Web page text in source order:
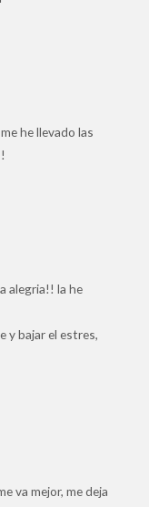
he llevado las
alegria!! la he
y bajar el estres,
va mejor, me deja